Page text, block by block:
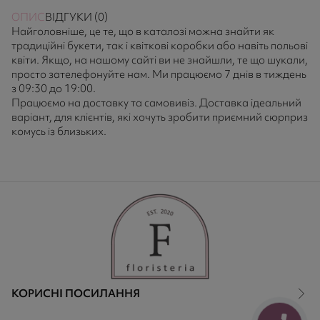
ОПИСВІДГУКИ (0)
Найголовніше, це те, що в каталозі можна знайти як
традиційні букети, так і квіткові коробки або навіть польові
квіти. Якщо, на нашому сайті ви не знайшли, те що шукали,
просто зателефонуйте нам. Ми працюємо 7 днів в тиждень
з 09:30 до 19:00.
Працюємо на доставку та самовивіз. Доставка ідеальний
варіант, для клієнтів, які хочуть зробити приємний сюрприз
комусь із близьких.
КОРИСНІ ПОСИЛАННЯ